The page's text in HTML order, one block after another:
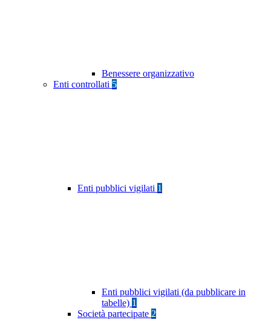
Benessere organizzativo
Enti controllati 5
Enti pubblici vigilati 1
Enti pubblici vigilati (da pubblicare in
tabelle) 1
Società partecipate 2